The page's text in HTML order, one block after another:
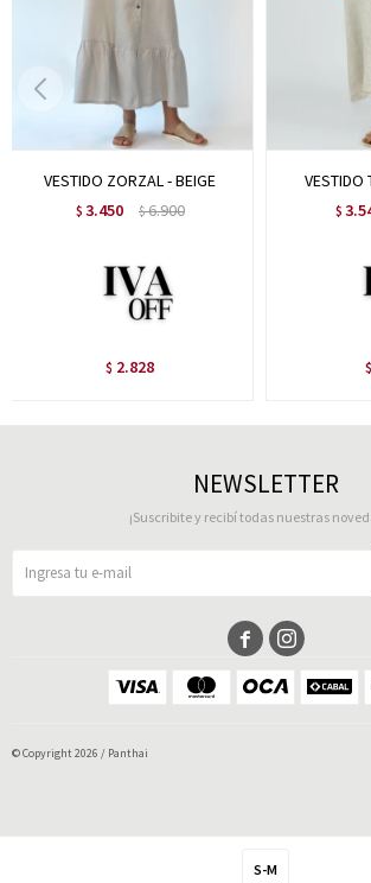
S-M
VESTIDO ZORZAL - BEIGE
$ 3.450 $6.900
$ 2.828
VESTIDO
$
$
NEWSLETTER
¡Suscribite y recibí todas nuestras
 
© Copyright 2026 / Panthai